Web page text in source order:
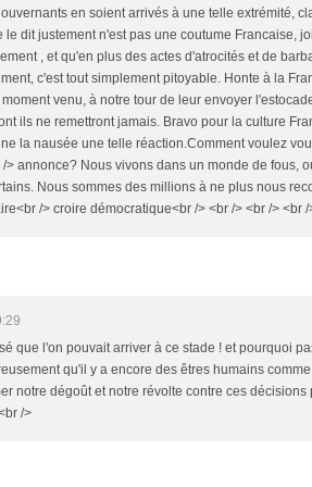
en soient arrivés à une telle extrémité,
dit justement n'est pas une coutume Francaise,
, et qu'en plus des actes d'atrocités et de
c'est tout simplement pitoyable. Honte à la
venu, à notre tour de leur envoyer
ils ne remettront jamais. Bravo pour la culture
la nausée une telle réaction.Comment voulez
annonce? Nous vivons dans un monde de fous,
Nous sommes des millions à ne plus nous
/> croire démocratique<br /> <br /> <br /> <br /
que l'on pouvait arriver à ce stade ! et pourquoi
qu'il y a encore des êtres humains
notre dégoût et notre révolte contre ces décisions
/>